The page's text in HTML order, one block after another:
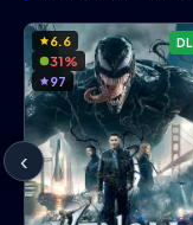
‹
DL
6.6
31%
97